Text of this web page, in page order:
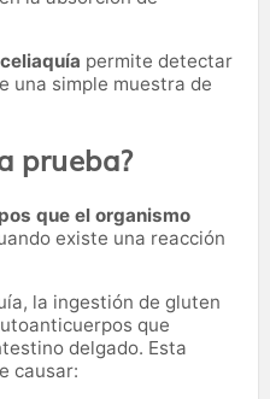
permite detectar
una simple muestra de
prueba?
que el organismo
existe una reacción
la ingestión de gluten
que
delgado. Esta
causar: